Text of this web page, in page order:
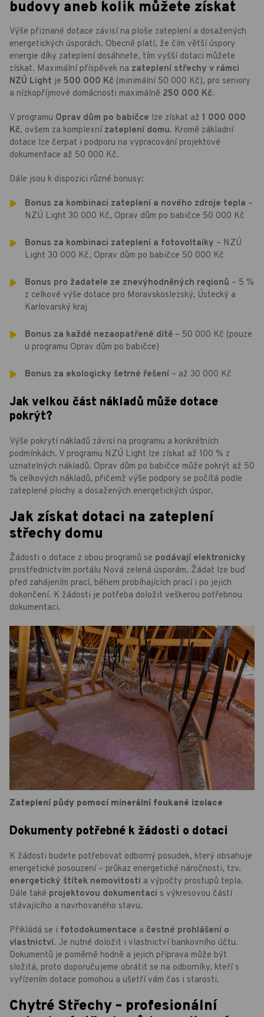
budovy aneb kolik můžete získat
Výše přiznané dotace závisí na ploše zateplení a dosažených
energetických úsporách. Obecně platí, že čím větší úspory
energie díky zateplení dosáhnete, tím vyšší dotaci můžete
získat. Maximální příspěvek na zateplení střechy v rámci
NZÚ Light je 500 000 Kč (minimální 50 000 Kč), pro seniory
a nízkopříjmové domácnosti maximálně 250 000 Kč.
V programu Oprav dům po babičce lze získat až 1 000 000
Kč, ovšem za komplexní zateplení domu. Kromě základní
dotace lze čerpat i podporu na vypracování projektové
dokumentace až 50 000 Kč.
Dále jsou k dispozici různé bonusy:
Bonus za kombinaci zateplení a nového zdroje tepla –
NZÚ Light 30 000 Kč, Oprav dům po babičce 50 000 Kč
Bonus za kombinaci zateplení a fotovoltaiky – NZÚ
Light 30 000 Kč, Oprav dům po babičce 50 000 Kč
Bonus pro žadatele ze znevýhodněných regionů – 5 %
z celkové výše dotace pro Moravskoslezský, Ústecký a
Karlovarský kraj
Bonus za každé nezaopatřené dítě – 50 000 Kč (pouze
u programu Oprav dům po babičce)
Bonus za ekologicky šetrné řešení – až 30 000 Kč
Jak velkou část nákladů může dotace
pokrýt?
Výše pokrytí nákladů závisí na programu a konkrétních
podmínkách. V programu NZÚ Light lze získat až 100 % z
uznatelných nákladů. Oprav dům po babičce může pokrýt až 50
% celkových nákladů, přičemž výše podpory se počítá podle
zateplené plochy a dosažených energetických úspor.
Jak získat dotaci na zateplení
střechy domu
Žádosti o dotace z obou programů se podávají elektronicky
prostřednictvím portálu Nová zelená úsporám. Žádat lze buď
před zahájením prací, během probíhajících prací i po jejich
dokončení. K žádosti je potřeba doložit veškerou potřebnou
dokumentaci.
Zateplení půdy pomocí minerální foukané izolace
Dokumenty potřebné k žádosti o dotaci
K žádosti budete potřebovat odborný posudek, který obsahuje
energetické posouzení – průkaz energetické náročnosti, tzv.
energetický štítek nemovitosti a výpočty prostupů tepla.
Dále také projektovou dokumentaci s výkresovou částí
stávajícího a navrhovaného stavu.
Přikládá se i fotodokumentace a čestné prohlášení o
vlastnictví. Je nutné doložit i vlastnictví bankovního účtu.
Dokumentů je poměrně hodně a jejich příprava může být
složitá, proto doporučujeme obrátit se na odborníky, kteří s
vyřízením dotace pomohou a ušetří vám čas i starosti.
Chytré Střechy – profesionální